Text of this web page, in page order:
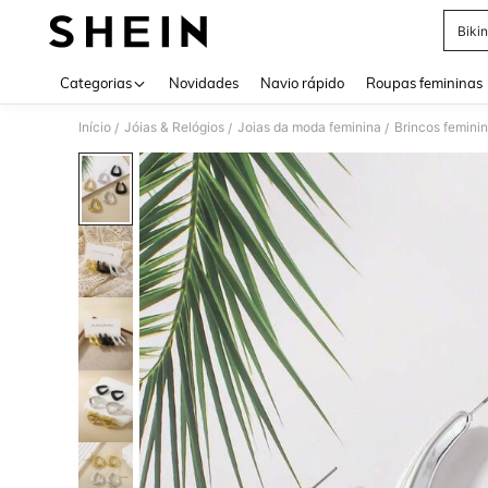
Categorias Novidades Navio rápido Roupas femininas
Início / Jóias & Relógios / Joias da moda feminina / Brincos